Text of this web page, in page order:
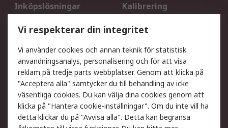
Inköpslösningar
Kalibrering
DesignSpark
Teknisk Support
Ditt lokala säljteam
Exportlösningar
Support
Få hjälp
Retur av varor
Leverans
Spåra din order
Begär en fakturakopi
Fördelar med RS-konto
Vi respekterar din integritet
Vi använder cookies och annan teknik för statistisk
användningsanalys, personalisering och för att visa
reklam på tredje parts webbplatser. Genom att klicka på
"Acceptera alla" samtycker du till behandling av icke
väsentliga cookies. Du kan välja dina cookies genom att
klicka på "Hantera cookie-inställningar". Om du inte vill ha
detta klickar du på "Avvisa alla". Detta kan begränsa